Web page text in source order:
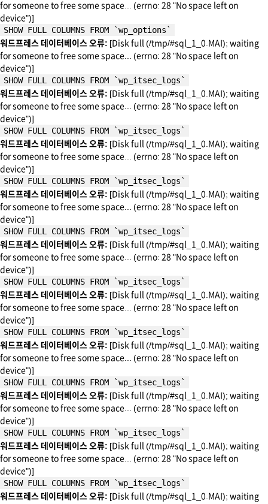
for someone to free some space... (errno: 28 "No space left on
device")]
SHOW FULL COLUMNS FROM `wp_options`
워드프레스 데이터베이스 오류: [Disk full (/tmp/#sql_1_0.MAI); waiting
for someone to free some space... (errno: 28 "No space left on
device")]
SHOW FULL COLUMNS FROM `wp_itsec_logs`
워드프레스 데이터베이스 오류: [Disk full (/tmp/#sql_1_0.MAI); waiting
for someone to free some space... (errno: 28 "No space left on
device")]
SHOW FULL COLUMNS FROM `wp_itsec_logs`
워드프레스 데이터베이스 오류: [Disk full (/tmp/#sql_1_0.MAI); waiting
for someone to free some space... (errno: 28 "No space left on
device")]
SHOW FULL COLUMNS FROM `wp_itsec_logs`
워드프레스 데이터베이스 오류: [Disk full (/tmp/#sql_1_0.MAI); waiting
for someone to free some space... (errno: 28 "No space left on
device")]
SHOW FULL COLUMNS FROM `wp_itsec_logs`
워드프레스 데이터베이스 오류: [Disk full (/tmp/#sql_1_0.MAI); waiting
for someone to free some space... (errno: 28 "No space left on
device")]
SHOW FULL COLUMNS FROM `wp_itsec_logs`
워드프레스 데이터베이스 오류: [Disk full (/tmp/#sql_1_0.MAI); waiting
for someone to free some space... (errno: 28 "No space left on
device")]
SHOW FULL COLUMNS FROM `wp_itsec_logs`
워드프레스 데이터베이스 오류: [Disk full (/tmp/#sql_1_0.MAI); waiting
for someone to free some space... (errno: 28 "No space left on
device")]
SHOW FULL COLUMNS FROM `wp_itsec_logs`
워드프레스 데이터베이스 오류: [Disk full (/tmp/#sql_1_0.MAI); waiting
for someone to free some space... (errno: 28 "No space left on
device")]
SHOW FULL COLUMNS FROM `wp_itsec_logs`
워드프레스 데이터베이스 오류: [Disk full (/tmp/#sql_1_0.MAI); waiting
for someone to free some space... (errno: 28 "No space left on
device")]
SHOW FULL COLUMNS FROM `wp_itsec_logs`
워드프레스 데이터베이스 오류: [Disk full (/tmp/#sql_1_0.MAI); waiting